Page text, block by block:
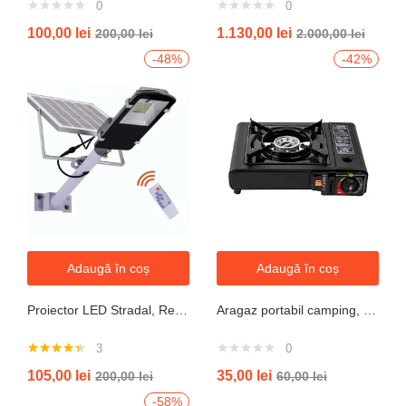
0
100,00 lei 200,00lei
0
1.130,00 lei 2.000,00lei
-48%
Adaugă în coș
4.33din 5
3
105,00 lei 200,00lei
-42%
Adaugă în coș
0
35,00 lei 60,00lei
-58%